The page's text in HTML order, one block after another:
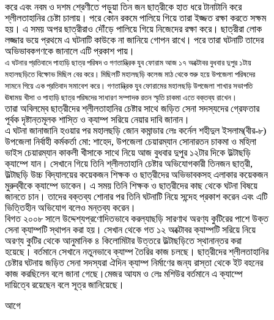
করে এবং নবম ও দশম শ্রেণীতে পড়ুয়া তিন জন ছাত্রীকে হাত ধরে টানাটানি করে
শ্লীলতাহানির চেষ্টা চালায় । পরে কোন রকমে পালিয়ে গিয়ে তারা ইজ্জত রক্ষা করতে সক্ষম
হয় । এ সময় অপর ছাত্রীরাও দৌঁড়ে পালিয়ে গিয়ে নিজেদের রক্ষা করে। ছাত্রীরা লোক
লজ্জার ভয়ে প্রথমে এ ঘটনাটি কাউকে না জানিয়ে গোপন রাখে। পরে তারা ঘটনাটি তাদের
অভিভাবকগণকে জানালে এটি প্রকাশ পায় ।
এ ঘটনার প্রতিবাদে পাহাড়ি ছাত্র পরিষদ ও গণতান্ত্রিক যুব ফোরাম আজ ১৭ অক্টোবর বুধবার দুপুর ১টায়
মহালছড়িতে বিক্ষোভ মিছিল বের করে । মিছিলটি মহালছড়ি কলেজ মাঠ থেকে শুরু হয়ে উপজেলা পরিষদের
সামনে গিয়ে এক প্রতিবাদ সমাবেশ করে । গণতান্ত্রিক যুব ফোরামের মহালছড়ি উপজেলা শাখার সভাপতি
ঊষাময় খীসা ও পাহাড়ি ছাত্র পরিষদের সাধারণ সম্পাদক রতন স্মৃতি চাকমা এতে বক্তব্য রাখেন ।
তারা অবিলম্বে ছাত্রীদের শ্লীলতাহানির চেষ্টার সাথে জড়িত সেনা সদস্যদের গ্রেফতার
পূর্বক দৃষ্টান্তমূলক শাস্তি ও ক্যাম্প সরিয়ে নেয়ার দাবি জানান।
এ ঘটনা জানাজানি হওয়ার পর মহালছড়ি জোন কমান্ডার লেঃ কর্নেল শহীদুল ইসলাম(বীর-৮)
উপজেলা নির্বাহী কর্মকর্তা মো: শাহেদ, উপজেলা চেয়ারম্যান সোনারতন চাকমা ও মহিলা
ভাইস চেয়ারম্যান কাকলী খীসাকে সাথে নিয়ে আজ বুধবার দুপুর ১২টার দিকে উল্টাছড়ি
ক্যাম্পে যান। সেখানে গিয়ে তিনি শ্লীলতাহানি চেষ্টার অভিযোগকারী তিনজন ছাত্রী,
উল্টাছড়ি উচ্চ বিদ্যালয়ের কয়েকজন শিক্ষক ও ছাত্রীদের অভিভাবকসহ এলাকার কয়েকজন
মুরুব্বীকে ক্যাম্পে ডাকেন। এ সময় তিনি শিক্ষক ও ছাত্রীদের কাছ থেকে ঘটনা বিষয়ে
জানতে চান।তাদের বক্তব্য শোনার পর তিনি ঘটনাটি নিয়ে সন্দেহ প্রকাশ করেন এবং এটি
ভিত্তিহীন অভিযোগ বলেও মন্তব্য করেন।
বিগত ২০০৮ সালে উদ্দেশ্যপ্রণোদিতভাবে করল্যাছড়ি সারণাথ অরণ্য কুটিরের পাশে উক্ত
সেনা ক্যাম্পটি স্থাপন করা হয় । সেখান থেকে গত ১২ অক্টোবর ক্যাম্পটি সরিয়ে নিয়ে
অরণ্য কুটির থেকে আনুমানিক ৪ কিলোমিটার উত্তরে উল্টাছড়িতে স্থানান্তর করা
হয়েছে। বর্তমানে সেখানে নতুনভাবে ক্যাম্প তৈরির কাজ চলছে। ছাত্রীদের শ্লীলতাহানির
চেষ্টার ঘটনায় জড়িত সেনা সদস্যরা ঐদিন ক্যাম্প নির্মাণের জন্য রাস্তা থেকে ইট বহনের
কাজ করছিলেন বলে জানা গেছে। মেজর আযম ও লেঃ মশিউর বর্তমানে এ ক্যাম্পে
দায়িত্বে রয়েছেন বলে সূত্র জানিয়েছে।
আগে